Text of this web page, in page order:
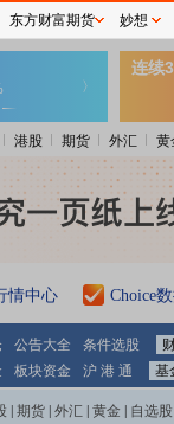
港股 期货 外汇 黄
情中心 Choice
公告大全 条件选股
板块资金 沪 港 通 基
期货 外汇 黄金 自选股
东方财富期货 妙想